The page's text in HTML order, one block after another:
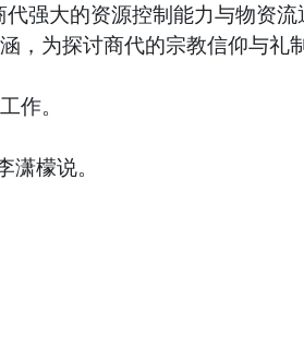
强大的资源控制能力与物资流
，为探讨商代的宗教信仰与礼
作。
檬说。